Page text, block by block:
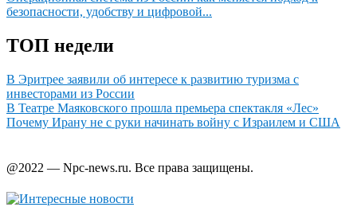
безопасности, удобству и цифровой...
ТОП недели
В Эритрее заявили об интересе к развитию туризма с
инвесторами из России
В Театре Маяковского прошла премьера спектакля «Лес»
Почему Ирану не с руки начинать войну с Израилем и США
@2022 — Npc-news.ru. Все права защищены.